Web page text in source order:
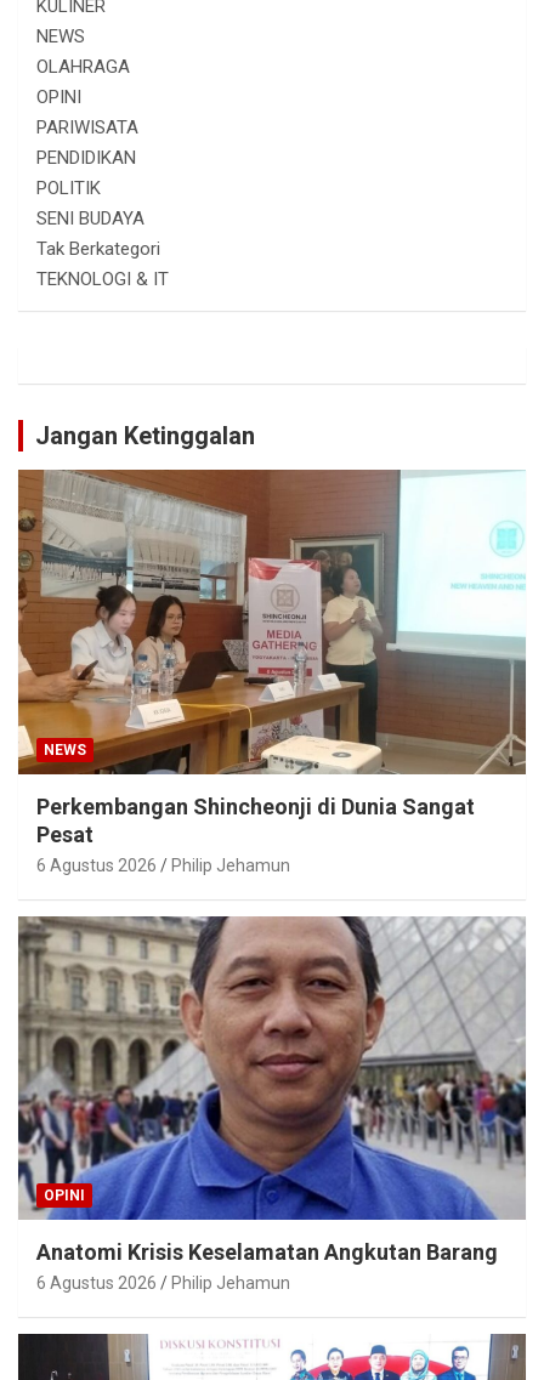
KULINER
NEWS
OLAHRAGA
OPINI
PARIWISATA
PENDIDIKAN
POLITIK
SENI BUDAYA
Tak Berkategori
TEKNOLOGI & IT
Jangan Ketinggalan
NEWS
Perkembangan Shincheonji di Dunia Sangat
Pesat
6 Agustus 2026 Philip Jehamun
OPINI
Anatomi Krisis Keselamatan Angkutan Barang
6 Agustus 2026 Philip Jehamun